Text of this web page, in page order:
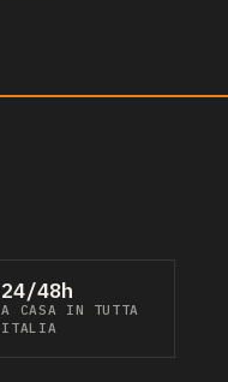
24/48h
A CASA IN TUTTA
ITALIA